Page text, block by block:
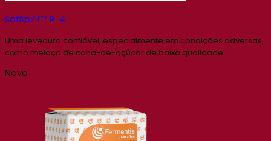
SafSpirit™ R-4
Uma levedura confiável, especialmente em condições adversas,
como melaço de cana-de-açúcar de baixa qualidade.
Novo